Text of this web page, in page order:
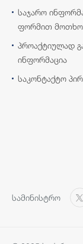
საჯარო
ფორმით
პროაქტიულად
ინფორმაცია
საკონტაქტო
სამინისტრო